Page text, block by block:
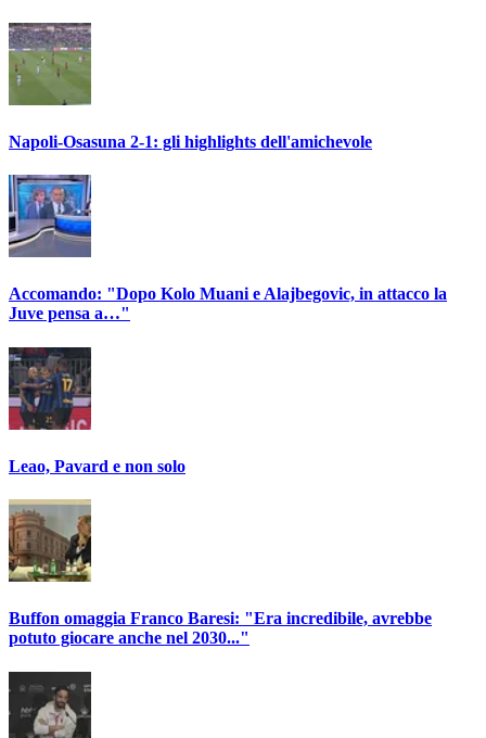
Napoli-Osasuna 2-1: gli highlights dell'amichevole
Accomando: "Dopo Kolo Muani e Alajbegovic, in attacco la
Juve pensa a…"
Leao, Pavard e non solo
Buffon omaggia Franco Baresi: "Era incredibile, avrebbe
potuto giocare anche nel 2030..."